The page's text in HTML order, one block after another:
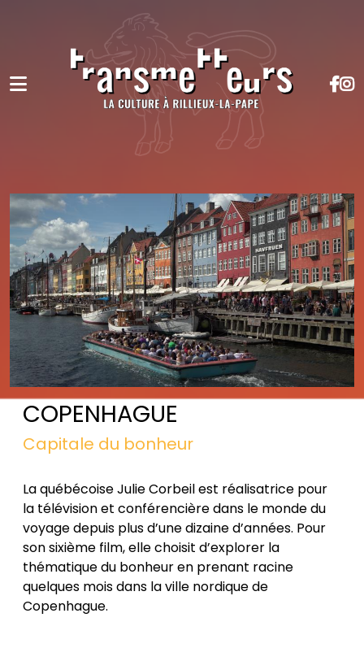
COPENHAGUE
Capitale du bonheur
La québécoise Julie Corbeil est réalisatrice pour
la télévision et conférencière dans le monde du
voyage depuis plus d’une dizaine d’années. Pour
son sixième film, elle choisit d’explorer la
thématique du bonheur en prenant racine
quelques mois dans la ville nordique de
Copenhague.